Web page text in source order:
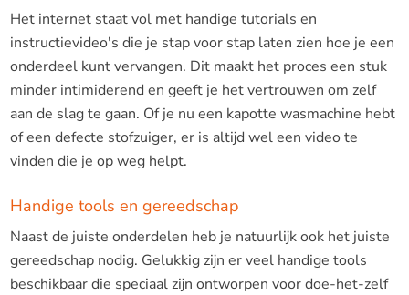
Het internet staat vol met handige tutorials en
instructievideo's die je stap voor stap laten zien hoe je een
onderdeel kunt vervangen. Dit maakt het proces een stuk
minder intimiderend en geeft je het vertrouwen om zelf
aan de slag te gaan. Of je nu een kapotte wasmachine hebt
of een defecte stofzuiger, er is altijd wel een video te
vinden die je op weg helpt.
Handige tools en gereedschap
Naast de juiste onderdelen heb je natuurlijk ook het juiste
gereedschap nodig. Gelukkig zijn er veel handige tools
beschikbaar die speciaal zijn ontworpen voor doe-het-zelf